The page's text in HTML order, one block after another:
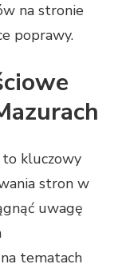
na stronie
poprawy.
kluczowy
stron w
uwagę
tematach